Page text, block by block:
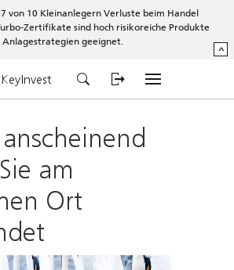
von 10 Kleinanlegern Verluste beim Handel
Zertifikate sind hoch risikoreiche Produkte
geeignet.
^
KeyInvest
am
Ort